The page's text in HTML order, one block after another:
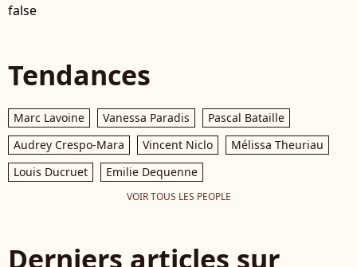
false
Tendances
Marc Lavoine Vanessa Paradis
Pascal Bataille
Audrey Crespo-Mara
Vincent Niclo
Mélissa Theuriau
Louis Ducruet
Emilie Dequenne
VOIR TOUS LES PEOPLE
Derniers articles sur